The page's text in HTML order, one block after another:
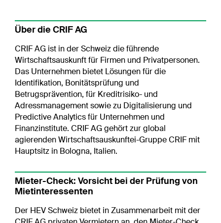
Über die CRIF AG
CRIF AG ist in der Schweiz die führende
Wirtschaftsauskunft für Firmen und Privatpersonen.
Das Unternehmen bietet Lösungen für die
Identifikation, Bonitätsprüfung und
Betrugsprävention, für Kreditrisiko- und
Adressmanagement sowie zu Digitalisierung und
Predictive Analytics für Unternehmen und
Finanzinstitute. CRIF AG gehört zur global
agierenden Wirtschaftsauskunftei-Gruppe CRIF mit
Hauptsitz in Bologna, Italien.
Mieter-Check: Vorsicht bei der Prüfung von
Mietinteressenten
Der HEV Schweiz bietet in Zusammenarbeit mit der